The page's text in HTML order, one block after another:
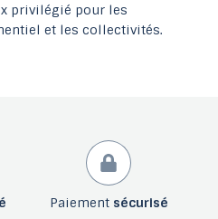
privilégié pour les
et les collectivités.
Paiement sécurisé